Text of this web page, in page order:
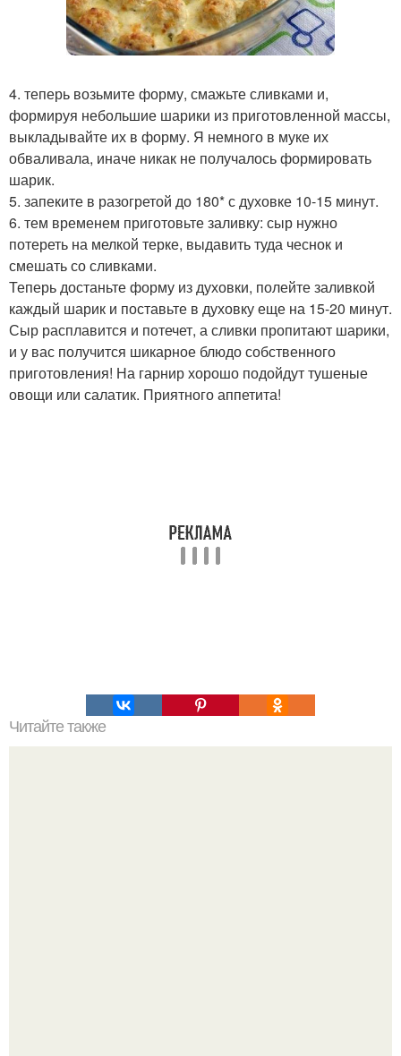
4. теперь возьмите форму, смажьте сливками и,
формируя небольшие шарики из приготовленной массы,
выкладывайте их в форму. Я немного в муке их
обваливала, иначе никак не получалось формировать
шарик.
5. запеките в разогретой до 180* с духовке 10-15 минут.
6. тем временем приготовьте заливку: сыр нужно
потереть на мелкой терке, выдавить туда чеснок и
смешать со сливками.
Теперь достаньте форму из духовки, полейте заливкой
каждый шарик и поставьте в духовку еще на 15-20 минут.
Сыр расплавится и потечет, а сливки пропитают шарики,
и у вас получится шикарное блюдо собственного
приготовления! На гарнир хорошо подойдут тушеные
овощи или салатик. Приятного аппетита!
Читайте также